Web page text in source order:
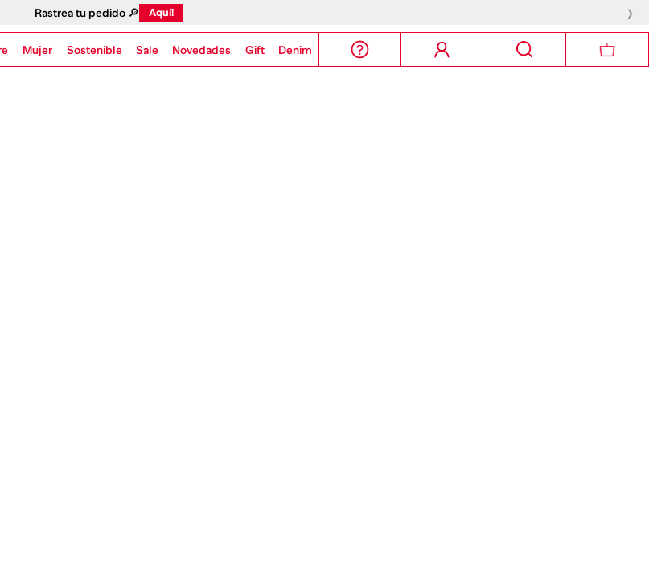
Rastrea tu pedido 🔎 Aquí! ›
Mujer Sostenible Sale Novedades Gift Denim